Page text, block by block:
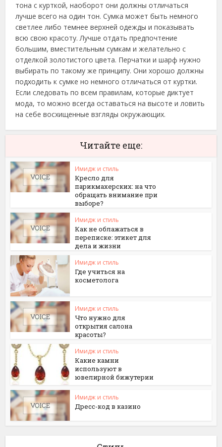
тона с курткой, наоборот они должны отличаться
лучше всего на один тон. Сумка может быть немного
светлее либо темнее верхней одежды и показывать
всю свою красоту. Лучше отдать предпочтение
большим, вместительным сумкам и желательно с
отделкой золотистого цвета. Перчатки и шарф нужно
выбирать по такому же принципу. Они хорошо должны
подходить к сумке но немного отличаться от куртки.
Если следовать по всем правилам, которые диктует
мода, то можно всегда оставаться на высоте и ловить
на себе восхищенные взгляды окружающих.
Читайте еще:
Имидж и стиль
Кресло для
парикмахерских: на что
обращать внимание при
выборе?
Имидж и стиль
Как не облажаться в
переписке: этикет для
дела и жизни
Имидж и стиль
Где учиться на
косметолога
Имидж и стиль
Что нужно для
открытия салона
красоты?
Имидж и стиль
Какие камни
используют в
ювелирной бижутерии
Имидж и стиль
Дресс-код в казино